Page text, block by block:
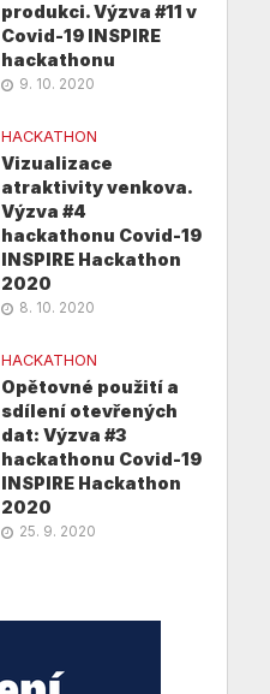
produkci. Výzva #11 v
Covid-19 INSPIRE
hackathonu
9. 10. 2020
HACKATHON
Vizualizace
atraktivity venkova.
Výzva #4
hackathonu Covid-19
INSPIRE Hackathon
2020
8. 10. 2020
HACKATHON
Opětovné použití a
sdílení otevřených
dat: Výzva #3
hackathonu Covid-19
INSPIRE Hackathon
2020
25. 9. 2020